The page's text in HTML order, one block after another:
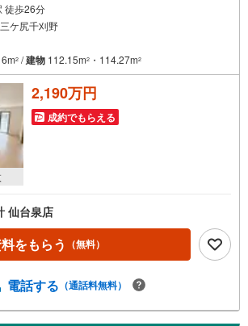
徒歩26分
ケ尻千刈野
2 /建物 112.15m2 ・114.27m2
2,190万円
成約でもらえる
仙台泉店
をもらう （無料）
電話する （通話料無料）